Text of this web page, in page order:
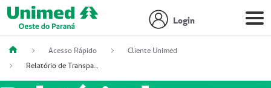
Login
Acesso Rápido
Cliente Unimed
Relatório de Transparência Salarial